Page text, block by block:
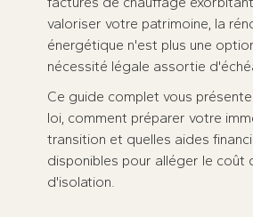
valoriser votre patrimoine, la
énergétique n'est plus une
nécessité légale assortie
Ce guide complet vous
loi, comment préparer votre
transition et quelles aides
disponibles pour alléger le coût
d'isolation.